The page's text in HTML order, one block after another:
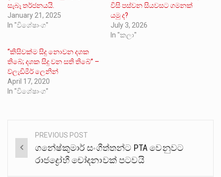
සැබෑ තර්ජනයයි.
January 21, 2025
In "විශේෂාංග"
විසි පස්වන සියවසට ගමනක්
යමු ද?
July 3, 2026
In "කලා"
“කිසිවක්ම සිදු නොවන දශක
තිබේ; දශක සිදු වන සති තිබේ” –
ව්ලැඩිමීර් ලෙනින්
April 17, 2020
In "විශේෂාංග"
Post
navigation
PREVIOUS POST
ගනේෂ්කුමාර් සංගීත්තන්ට PTA වෙනුවට
රාජද්‍රෝහී චෝදනාවක් පටවයි